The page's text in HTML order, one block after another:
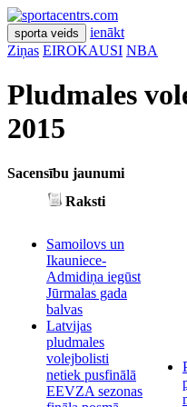
sporta veids
ienākt
Ziņas EIROKAUSI NBA
Pludmales
2015
Sacensību jaunumi
Raksti
Samoilovs un
Ikauniece-
Admidiņa iegūst
Jūrmalas gada
balvas
Latvijas
pludmales
volejbolisti
netiek pusfinālā
EEVZA sezonas